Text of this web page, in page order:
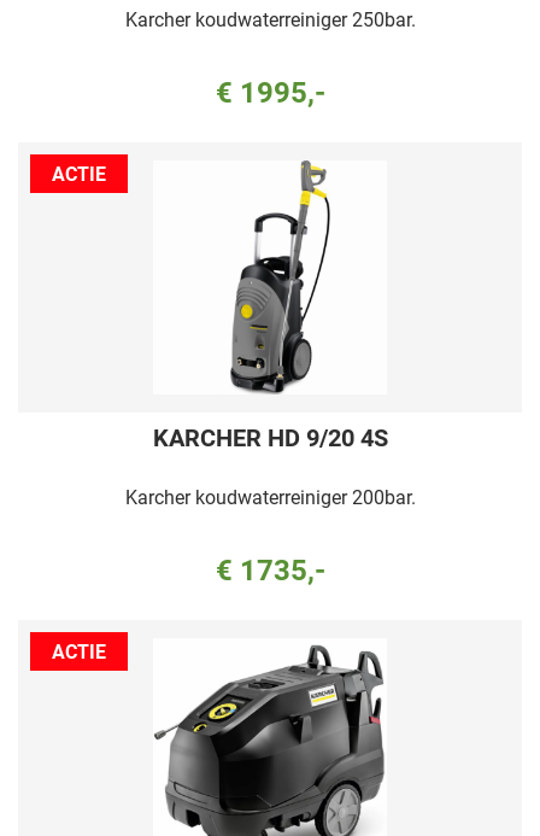
Karcher koudwaterreiniger 250bar.
€ 1995,-
ACTIE
KARCHER HD 9/20 4S
Karcher koudwaterreiniger 200bar.
€ 1735,-
ACTIE